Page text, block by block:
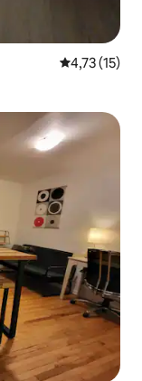
4,73 de uma
4,73 (15)